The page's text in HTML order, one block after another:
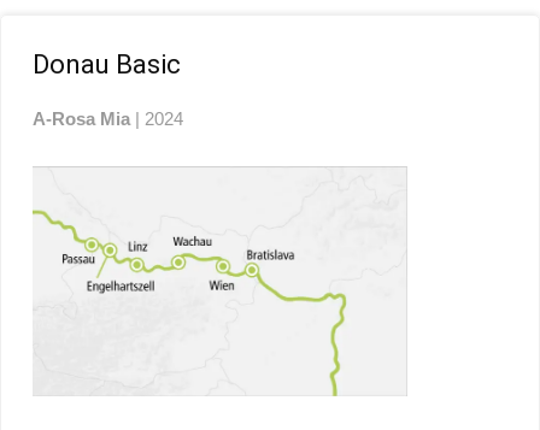
Donau Basic
A-Rosa Mia | 2024